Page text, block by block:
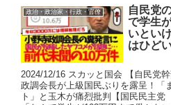
政治・政治家・行政・官僚
自民党
で学生
いとい
はひど
2024/12/16 スカッと国会 【自民党
政調会長が上級国民ぶりを露呈！「
ト」と玉木が痛烈批判【国民民主